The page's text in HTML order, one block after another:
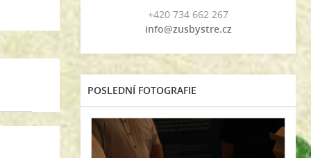
+420 734 662 267
info@zusbystre.cz
POSLEDNÍ FOTOGRAFIE